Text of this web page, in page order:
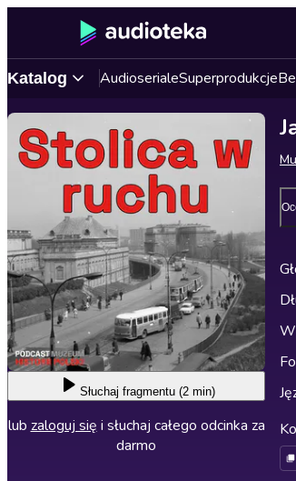
Katalog AudioserialeSuperprodukcje
Słuchaj fragmentu (2 min)
lub zaloguj się i słuchaj całego odcinka za
darmo